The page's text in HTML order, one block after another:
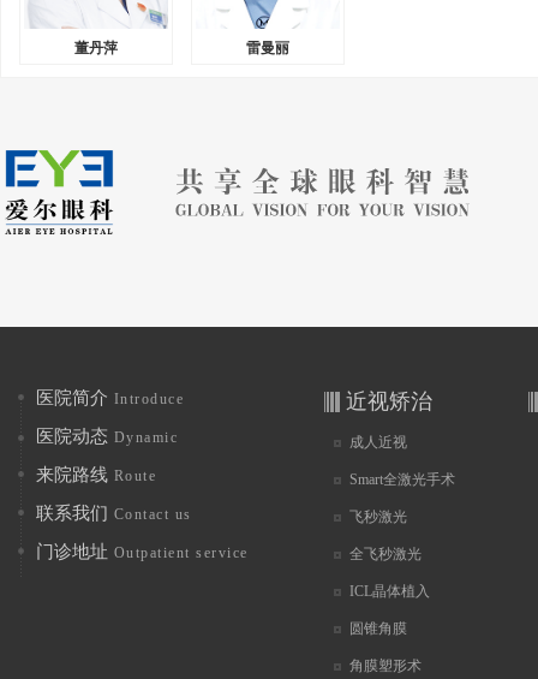
董丹萍 雷曼丽
医院简介 Introduce
医院动态 Dynamic
来院路线 Route
联系我们 Contact us
门诊地址 Outpatient service
近视矫治
成人近视
Smart全激光手术
飞秒激光
全飞秒激光
ICL晶体植入
圆锥角膜
角膜塑形术